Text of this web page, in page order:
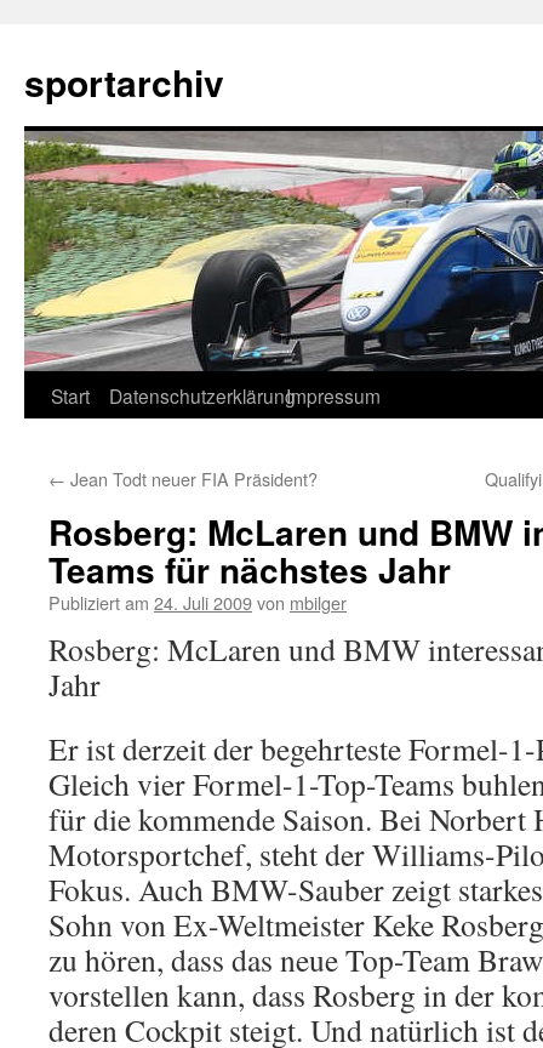
sportarchiv
Zum
springen
Start DatenschutzerklärungImpressum
← Jean Todt neuer FIA Präsident?
Rosberg: McLaren und BMW
Teams für nächstes Jahr
Publiziert am 24. Juli 2009von mbilger
Rosberg: McLaren und BMW
Jahr
Er ist derzeit der begehrteste Formel-
Gleich vier Formel-1-Top-Teams
für die kommende Saison. Bei Norbert
Motorsportchef, steht der Williams-
Fokus. Auch BMW-Sauber zeigt
Sohn von Ex-Weltmeister Keke
zu hören, dass das neue Top-Team
vorstellen kann, dass Rosberg in der
deren Cockpit steigt. Und natürlich ist